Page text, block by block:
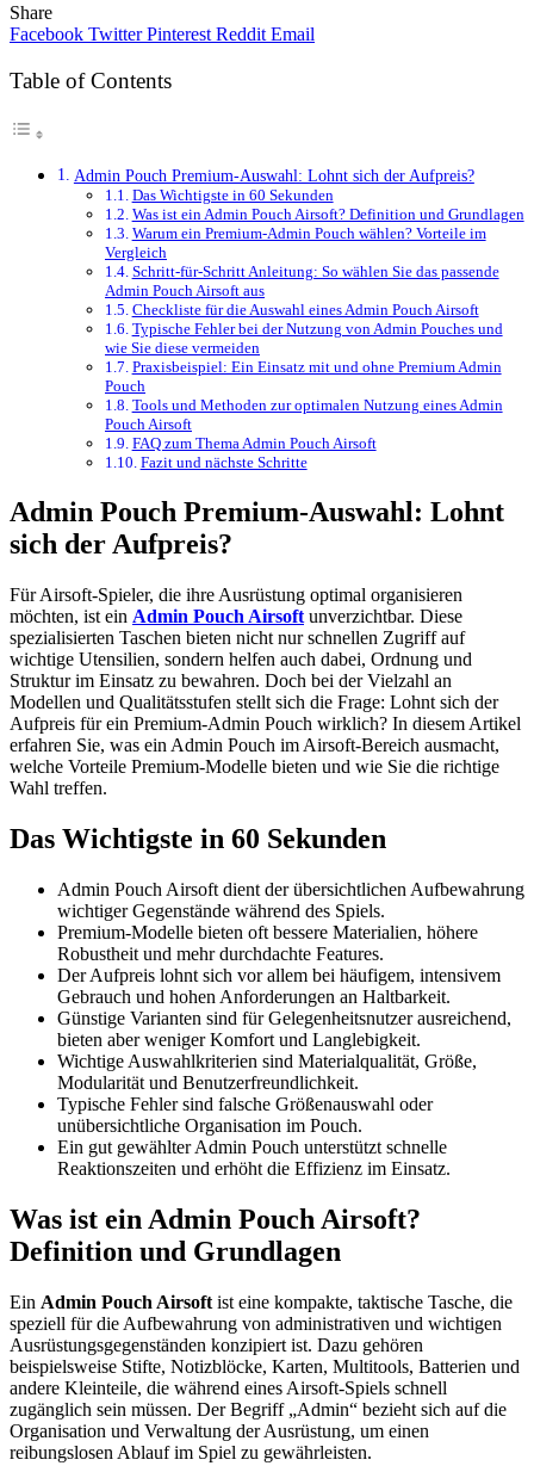
Share
Facebook Twitter Pinterest Reddit Email
Table of Contents
Admin Pouch Premium-Auswahl: Lohnt sich der Aufpreis?
Das Wichtigste in 60 Sekunden
Was ist ein Admin Pouch Airsoft? Definition und Grundlagen
Warum ein Premium-Admin Pouch wählen? Vorteile im
Vergleich
Schritt-für-Schritt Anleitung: So wählen Sie das passende
Admin Pouch Airsoft aus
Checkliste für die Auswahl eines Admin Pouch Airsoft
Typische Fehler bei der Nutzung von Admin Pouches und
wie Sie diese vermeiden
Praxisbeispiel: Ein Einsatz mit und ohne Premium Admin
Pouch
Tools und Methoden zur optimalen Nutzung eines Admin
Pouch Airsoft
FAQ zum Thema Admin Pouch Airsoft
Fazit und nächste Schritte
Admin Pouch Premium-Auswahl: Lohnt
sich der Aufpreis?
Für Airsoft-Spieler, die ihre Ausrüstung optimal organisieren
möchten, ist ein Admin Pouch Airsoft unverzichtbar. Diese
spezialisierten Taschen bieten nicht nur schnellen Zugriff auf
wichtige Utensilien, sondern helfen auch dabei, Ordnung und
Struktur im Einsatz zu bewahren. Doch bei der Vielzahl an
Modellen und Qualitätsstufen stellt sich die Frage: Lohnt sich der
Aufpreis für ein Premium-Admin Pouch wirklich? In diesem Artikel
erfahren Sie, was ein Admin Pouch im Airsoft-Bereich ausmacht,
welche Vorteile Premium-Modelle bieten und wie Sie die richtige
Wahl treffen.
Das Wichtigste in 60 Sekunden
Admin Pouch Airsoft dient der übersichtlichen Aufbewahrung
wichtiger Gegenstände während des Spiels.
Premium-Modelle bieten oft bessere Materialien, höhere
Robustheit und mehr durchdachte Features.
Der Aufpreis lohnt sich vor allem bei häufigem, intensivem
Gebrauch und hohen Anforderungen an Haltbarkeit.
Günstige Varianten sind für Gelegenheitsnutzer ausreichend,
bieten aber weniger Komfort und Langlebigkeit.
Wichtige Auswahlkriterien sind Materialqualität, Größe,
Modularität und Benutzerfreundlichkeit.
Typische Fehler sind falsche Größenauswahl oder
unübersichtliche Organisation im Pouch.
Ein gut gewählter Admin Pouch unterstützt schnelle
Reaktionszeiten und erhöht die Effizienz im Einsatz.
Was ist ein Admin Pouch Airsoft?
Definition und Grundlagen
Ein Admin Pouch Airsoft ist eine kompakte, taktische Tasche, die
speziell für die Aufbewahrung von administrativen und wichtigen
Ausrüstungsgegenständen konzipiert ist. Dazu gehören
beispielsweise Stifte, Notizblöcke, Karten, Multitools, Batterien und
andere Kleinteile, die während eines Airsoft-Spiels schnell
zugänglich sein müssen. Der Begriff „Admin“ bezieht sich auf die
Organisation und Verwaltung der Ausrüstung, um einen
reibungslosen Ablauf im Spiel zu gewährleisten.